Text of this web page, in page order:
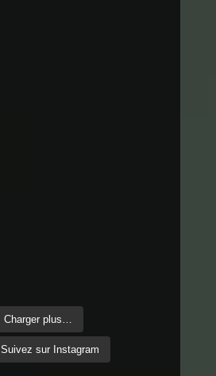
Charger plus…
Suivez sur Instagram